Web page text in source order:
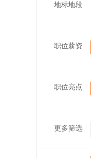
地标地段
职位薪资
职位亮点
更多筛选